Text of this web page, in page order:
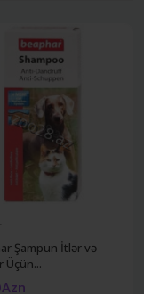
Şampun İtlər və
Üçün...